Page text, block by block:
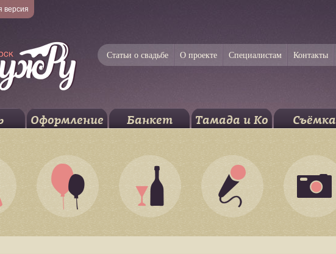
Статьи о свадьбе О проекте Специалистам Контакты
версия
Оформление Банкет Тамада и Ко Съёмка